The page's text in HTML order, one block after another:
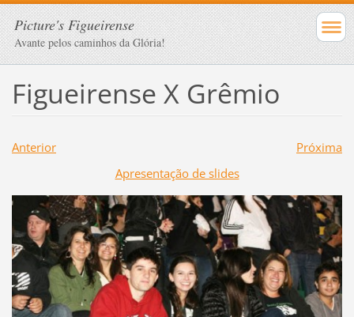
Picture's Figueirense
Avante pelos caminhos da Glória!
Figueirense X Grêmio
Anterior
Próxima
Apresentação de slides